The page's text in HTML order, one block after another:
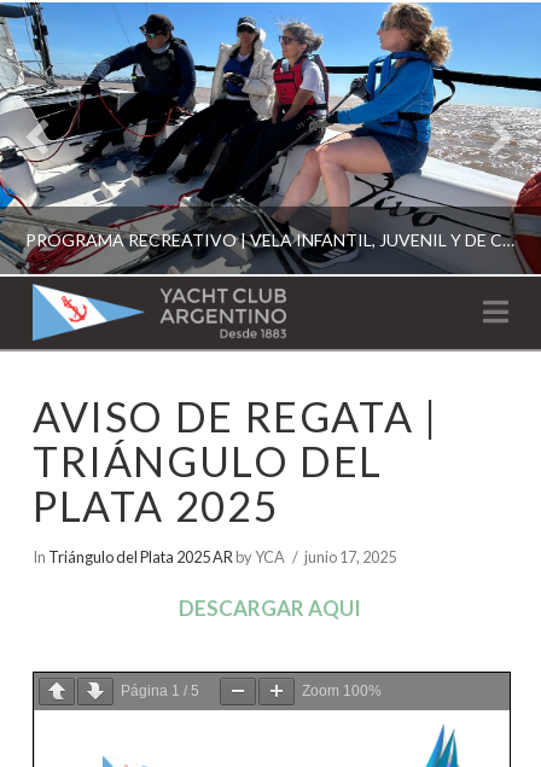
PROGRAMA RECREATIVO | VELA INFANTIL, JUVENIL Y DE CRUCERO 2026
ESCUELA RECREATIVA 2026
YACHT
CLUB
ARGENTINO
AVISO DE REGATA |
TRIÁNGULO DEL
PLATA 2025
In Triángulo del Plata 2025 AR by YCA junio 17, 2025
DESCARGAR AQUI
Página 1 / 5 Zoom 100%